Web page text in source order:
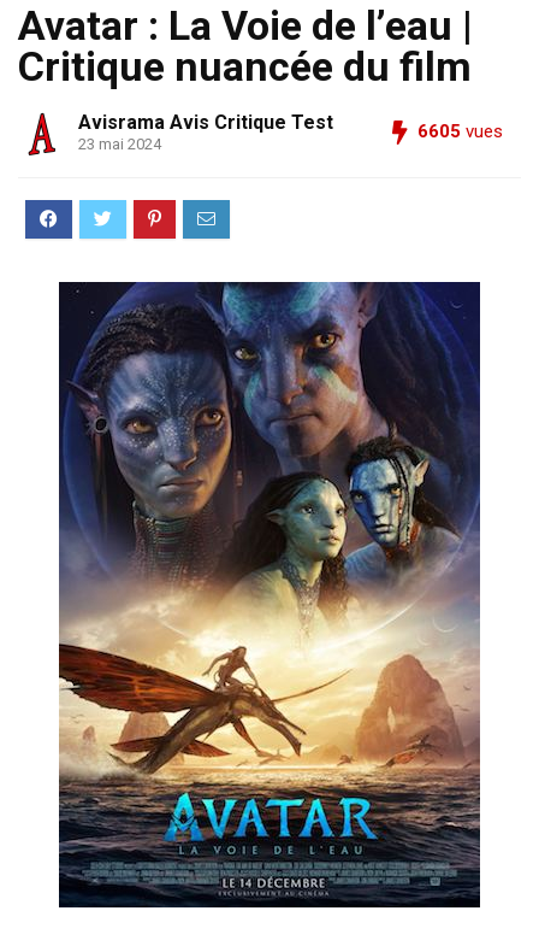
Avatar : La Voie de l’eau |
Critique nuancée du film
Avisrama Avis Critique Test
23 mai 2024
6605 vues